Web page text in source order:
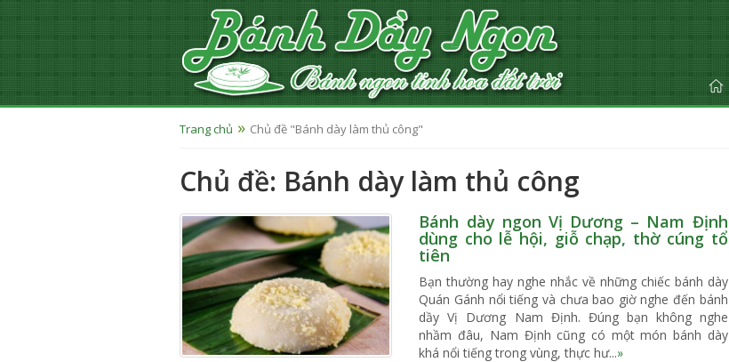
Trang chủ Chủ đề "Bánh dày làm thủ công"
Chủ đề: Bánh dày làm thủ công
Bánh dày ngon Vị Dương – Nam Định
dùng cho lễ hội, giỗ chạp, thờ cúng tổ
tiên
Bạn thường hay nghe nhắc về những chiếc bánh dày
Quán Gánh nổi tiếng và chưa bao giờ nghe đến bánh
dầy Vị Dương Nam Định. Đúng bạn không nghe
nhầm đâu, Nam Định cũng có một món bánh dày
khá nổi tiếng trong vùng, thực hư...»